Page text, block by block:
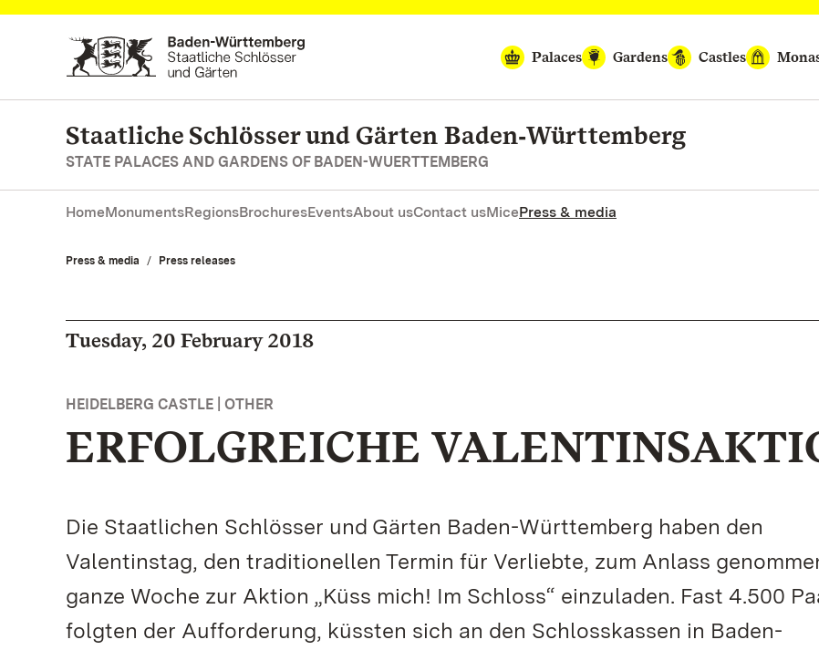
Navigate to main page
Palaces
Gardens Castles
Staatliche Schlösser und Gärten Baden‑Württemberg
STATE PALACES AND GARDENS OF BADEN-WUERTTEMBERG
HomeMonumentsRegionsBrochuresEventsAbout usContact usMicePress & media
Press & media Press releases
Tuesday, 20 February 2018
HEIDELBERG CASTLE | OTHER
ERFOLGREICHE
Die Staatlichen Schlösser und Gärten Baden-Württemberg haben den
Valentinstag, den traditionellen Termin für Verliebte, zum Anlass
ganze Woche zur Aktion „Küss mich! Im Schloss“ einzuladen. Fast 4.500
folgten der Aufforderung, küssten sich an den Schlosskassen in Baden-